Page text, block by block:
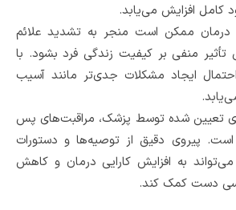
کامل افزایش می‌یابد.
ممکن است منجر به تشدید علائم
منفی بر کیفیت زندگی فرد بشود. با
ایجاد مشکلات جدی‌تر مانند آسیب
تعیین شده توسط پزشک، مراقبت‌های پس
پیروی دقیق از توصیه‌ها و دستورات
به افزایش کارایی درمان و کاهش
دست کمک کند.